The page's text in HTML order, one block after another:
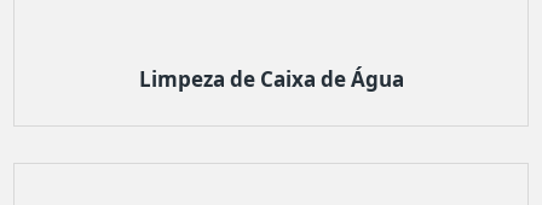
Limpeza de Caixa de Água